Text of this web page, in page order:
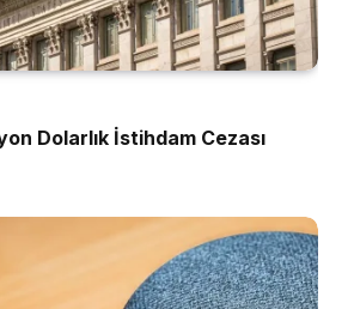
Dolarlık İstihdam Cezası